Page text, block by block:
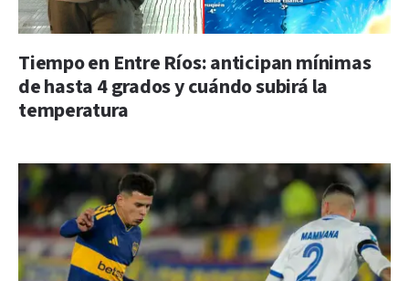
Tiempo en Entre Ríos: anticipan mínimas
de hasta 4 grados y cuándo subirá la
temperatura